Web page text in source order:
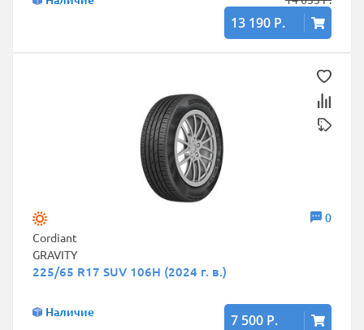
13 190 Р.
0
Cordiant
GRAVITY
225/65 R17 SUV 106H (2024 г. в.)
Наличие 7 500 Р.